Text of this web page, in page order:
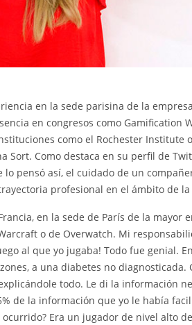
en la sede parisina de la
en congresos como Gamification
como el Rochester Institute
Sort. Como destaca en su perfil de
pensó así, el cuidado de un
profesional en el ámbito de
en la sede de París de la mayor
o de Overwatch. Mi
al que yo jugaba! Todo fue genial.
a una diabetes no diagnosticada.
todo. Le di la información
de la información que yo le había
Era un jugador de nivel alto